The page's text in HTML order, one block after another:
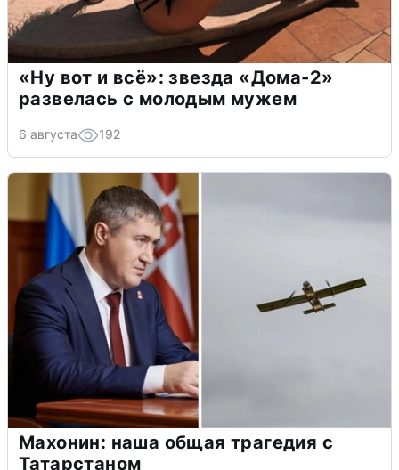
«Ну вот и всё»: звезда «Дома-2»
развелась с молодым мужем
6 августа 192
Махонин: наша общая трагедия с
Татарстаном